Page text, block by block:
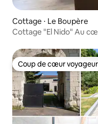
Cottage ⋅ Le Boupère
Cottage "El Nido" Au
Coup de cœur
Coup de cœur